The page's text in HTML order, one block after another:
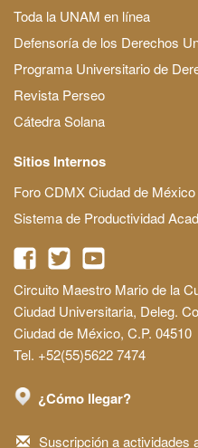
Toda la UNAM en línea
Defensoría de los Derechos
Programa Universitario de
Revista Perseo
Cátedra Solana
Sitios Internos
Foro CDMX Ciudad de México
Sistema de Productividad
Circuito Maestro Mario de la
Ciudad Universitaria, Deleg.
Ciudad de México, C.P. 04510
Tel. +52(55)5622 7474
¿Cómo llegar?
Suscripción a actividades